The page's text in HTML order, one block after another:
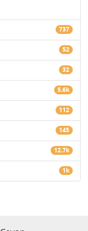
737
52
32
5.6k
112
145
12.7k
1k